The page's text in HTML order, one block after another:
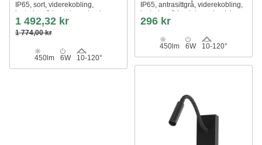
IP65, sort, viderekobling,
justerbar, firkantet, opp/ned,
inne/ute, inkl. lyskilde
1 492,32 kr
1 774,00 kr
450lm 6W 10-120°
IP65, antrasittgrå, viderekobling,
justerbar, firkantet, opp/ned, inne
/ ute, inkl. lyskilde
296 kr
450lm 6W 10-120°